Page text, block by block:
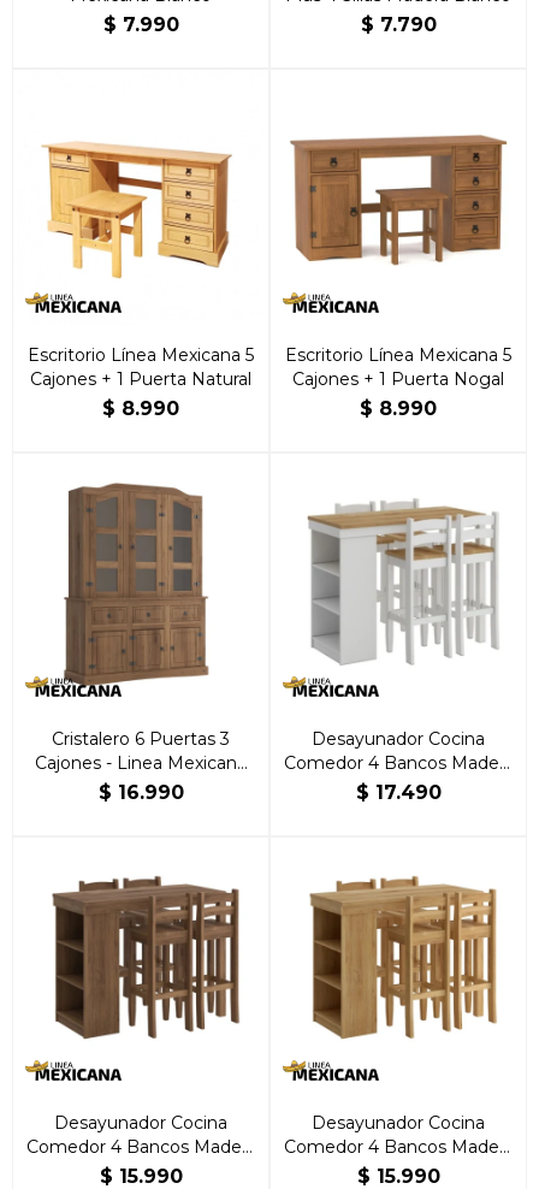
$ 7.990 $ 7.790
Escritorio Línea Mexicana 5
Cajones + 1 Puerta Natural
$ 8.990
Escritorio Línea Mexicana 5
Cajones + 1 Puerta Nogal
$ 8.990
Cristalero 6 Puertas 3
Cajones - Linea Mexicana
Nogal
$ 16.990
Desayunador Cocina
Comedor 4 Bancos Madera
Blanco
$ 17.490
Desayunador Cocina
Comedor 4 Bancos Madera
Nogal
$ 15.990
Desayunador Cocina
Comedor 4 Bancos Madera
Natural
$ 15.990